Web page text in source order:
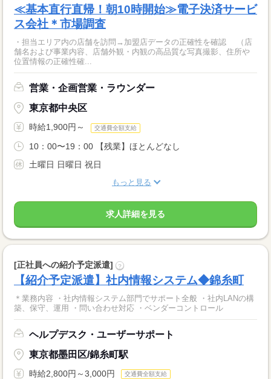
≪基本直行直帰！朝10時開始≫電子決済サービ
ス会社＊市場調査
・担当エリア内の店舗を訪問→加盟店データの正確性を確認 （店
舗名および事業内容、店舗外観・内観の高品質な写真撮影、住所や
位置情報の正確性確...
営業・企画営業・ラウンダー
東京都中央区
時給1,900円～ 交通費全額支給
10：00〜19：00 【残業】ほとんどなし
土曜日 日曜日 祝日
もっと見る
求人詳細を見る
[正社員への紹介予定派遣] ?
【紹介予定派遣】社内情報システム◆錦糸町
＊業務内容 ・社内情報システム部門でサポート全般 ・社内LANの構
築、保守、運用 ・問い合わせ対応 ・ベンダーコントロール
ヘルプデスク・ユーザーサポート
東京都墨田区/錦糸町駅
時給2,800円～3,000円 交通費全額支給